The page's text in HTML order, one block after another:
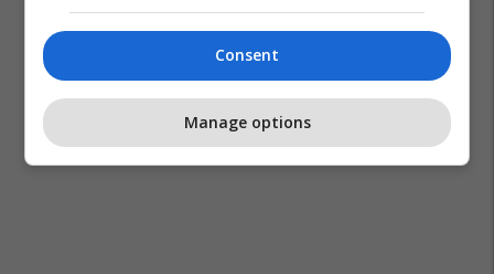
Dogana E Kosovës
Consent
Manage options